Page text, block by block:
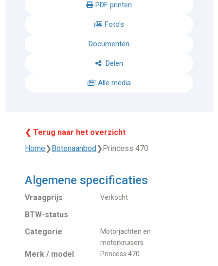
PDF printen
Foto's
Documenten
Delen
Alle media
❮ Terug naar het overzicht
Home❯ Botenaanbod ❯ Princess 470
Algemene specificaties
Vraagprijs Verkocht
BTW-status
Categorie
Motorjachten en
motorkruisers
Merk / model Princess 470